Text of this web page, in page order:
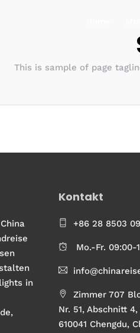
This is sample of page
in
Kontakt
+86 28 8503
Mo.-Fr. 09:00-
Zimmer 707
Nr. 51, Abschnitt
610041 Chengdu,